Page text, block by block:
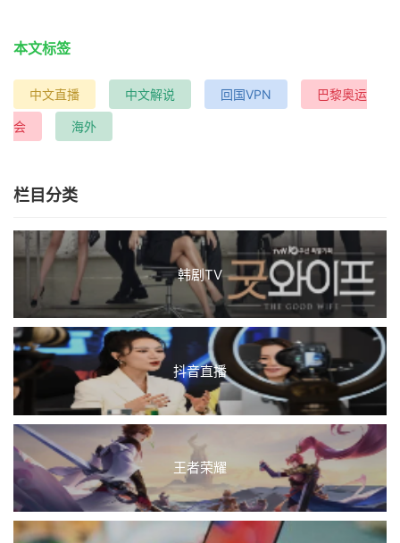
本文标签
中文直播 中文解说 回国VPN 巴黎奥运
会 海外
栏目分类
韩剧TV
抖音直播
王者荣耀